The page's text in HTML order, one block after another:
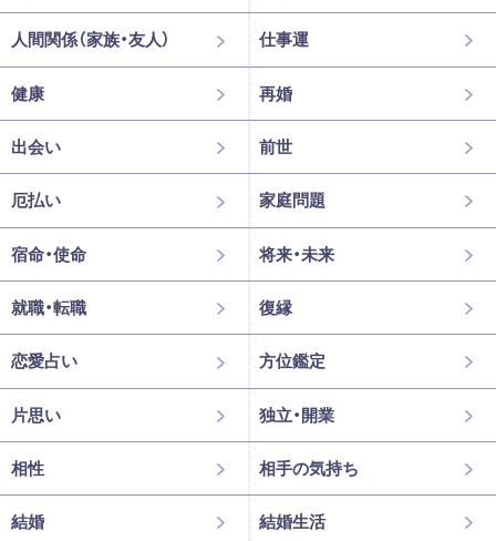
人間関係（家族・友人） 仕事運
健康 再婚
出会い 前世
厄払い 家庭問題
宿命・使命 将来・未来
就職・転職 復縁
恋愛占い 方位鑑定
片思い 独立・開業
相性 相手の気持ち
結婚 結婚生活